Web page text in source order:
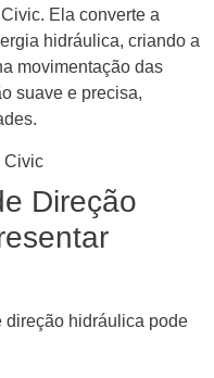
Ela converte a
hidráulica, criando a
movimentação das
suave e precisa,
Civic
Direção
direção hidráulica pode